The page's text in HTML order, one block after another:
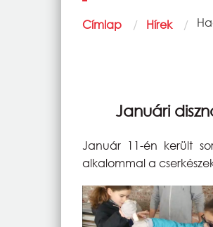
Morzsa
Címlap Hírek
Januári
Január 11-én került
alkalommal a